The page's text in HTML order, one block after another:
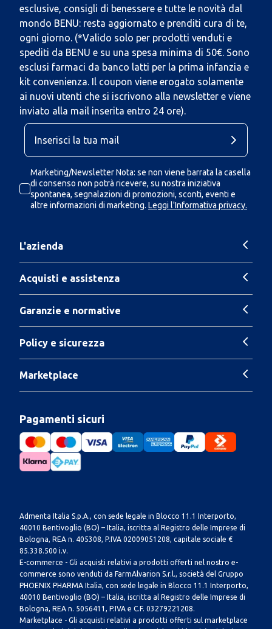
esclusive, consigli di benessere e tutte le novità dal
mondo BENU: resta aggiornato e prenditi cura di te,
ogni giorno. (*Valido solo per prodotti venduti e
spediti da BENU e su una spesa minima di 50€. Sono
esclusi farmaci da banco latti per la prima infanzia e
kit convenienza. Il coupon viene erogato solamente
ai nuovi utenti che si iscrivono alla newsletter e viene
inviato alla mail inserita entro 24 ore).
Marketing/Newsletter Nota: se non viene barrata la casella
di consenso non potrà ricevere, su nostra iniziativa
spontanea, segnalazioni di promozioni, sconti, eventi e
altre informazioni di marketing. Leggi l'Informativa privacy.
L'azienda
Acquisti e assistenza
Garanzie e normative
Policy e sicurezza
Marketplace
Pagamenti sicuri
Admenta Italia S.p.A., con sede legale in Blocco 11.1 Interporto,
40010 Bentivoglio (BO) – Italia, iscritta al Registro delle Imprese di
Bologna, REA n. 405308, P.IVA 02009051208, capitale sociale €
85.338.500 i.v.
E-commerce - Gli acquisti relativi a prodotti offerti nel nostro e-
commerce sono venduti da FarmAlvarion S.r.l., società del Gruppo
PHOENIX PHARMA Italia, con sede legale in Blocco 11.1 Interporto,
40010 Bentivoglio (BO) – Italia, iscritta al Registro delle Imprese di
Bologna, REA n. 5056411, P.IVA e C.F. 03279221208.
Marketplace - Gli acquisti relativi a prodotti offerti sul marketplace